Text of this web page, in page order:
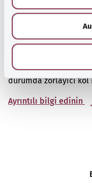
Omuz ağrısı
Omuz ağrısı en
ancak nedenini
durumda zorlayıcı
Ayrıntılı bilgi edinin